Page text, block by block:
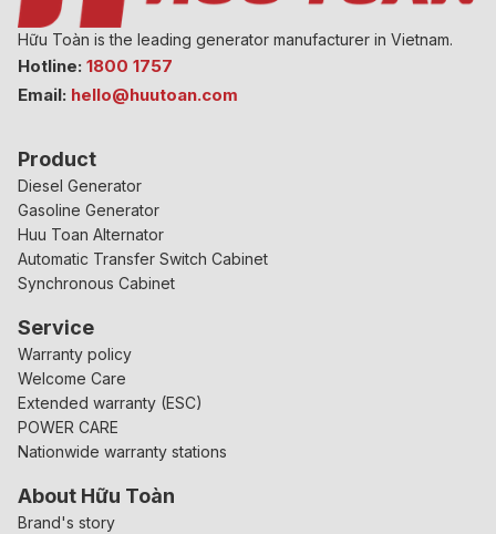
Hữu Toàn is the leading generator manufacturer in Vietnam.
Hotline: 1800 1757
Email: hello@huutoan.com
Product
Diesel Generator
Gasoline Generator
Huu Toan Alternator
Automatic Transfer Switch Cabinet
Synchronous Cabinet
Service
Warranty policy
Welcome Care
Extended warranty (ESC)
POWER CARE
Nationwide warranty stations
About Hữu Toàn
Brand's story